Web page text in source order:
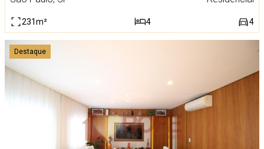
231m² 4 4
Destaque